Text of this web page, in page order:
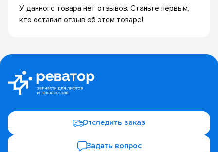
У данного товара нет отзывов. Станьте первым,
кто оставил отзыв об этом товаре!
Отследить заказ
Задать вопрос